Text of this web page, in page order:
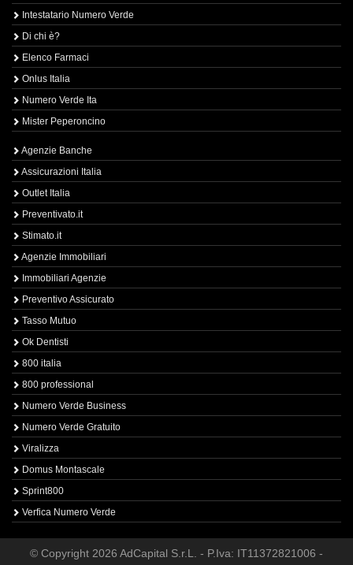
Intestatario Numero Verde
Di chi è?
Elenco Farmaci
Onlus Italia
Numero Verde Ita
Mister Peperoncino
Agenzie Banche
Assicurazioni Italia
Outlet Italia
Preventivato.it
Stimato.it
Agenzie Immobiliari
Immobiliari Agenzie
Preventivo Assicurato
Tasso Mutuo
Ok Dentisti
800 italia
800 professional
Numero Verde Business
Numero Verde Gratuito
Viralizza
Domus Montascale
Sprint800
Verfica Numero Verde
© Copyright 2026 AdCapital S.r.L. - P.Iva: IT11372821006 -